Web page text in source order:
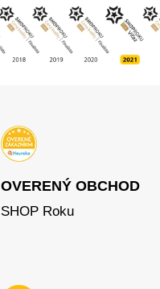
OVERENÝ OBCHOD
SHOP Roku